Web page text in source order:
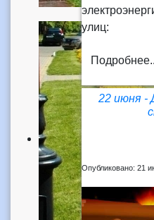
улиц:
22 июня -
Опубликовано: 21